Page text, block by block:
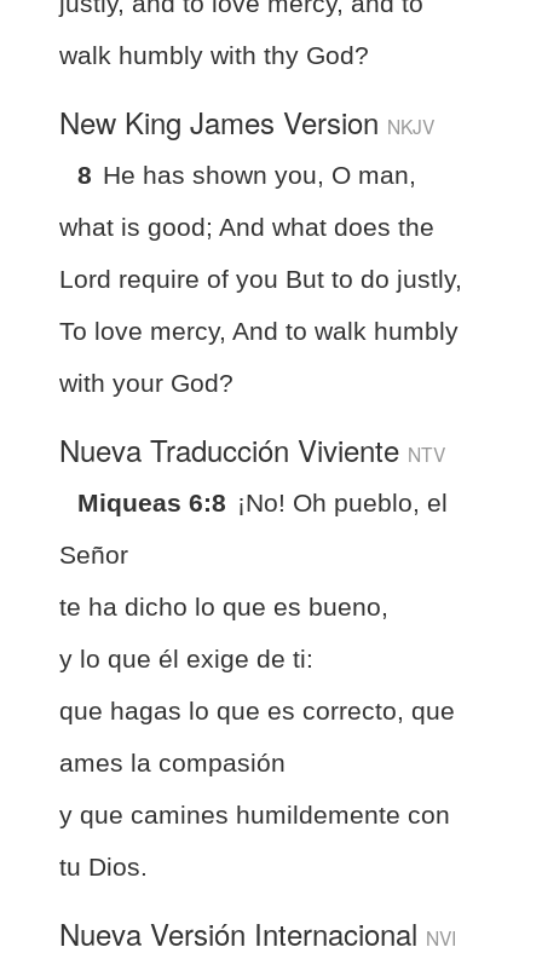
walk humbly with thy God?
New King James Version NKJV
8 He has shown you, O man,
what is good; And what does the
Lord require of you But to do justly,
To love mercy, And to walk humbly
with your God?
Nueva Traducción Viviente NTV
Miqueas 6:8 ¡No! Oh pueblo, el
Señor
te ha dicho lo que es bueno,
y lo que él exige de ti:
que hagas lo que es correcto, que
ames la compasión
y que camines humildemente con
tu Dios.
Nueva Versión Internacional NVI